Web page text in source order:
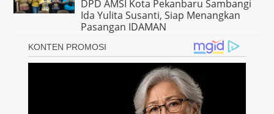
DPD AMSI Kota Pekanbaru Sambangi
Ida Yulita Susanti, Siap Menangkan
Pasangan IDAMAN